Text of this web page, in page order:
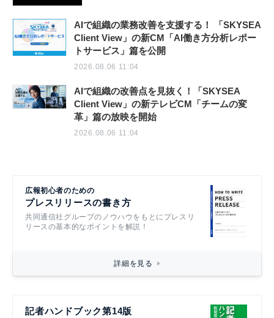
AIで組織の業務改善を支援する！ 「SKYSEA
Client View」の新CM「AI働き方分析レポー
トサービス」篇を公開
2026.08.06 11:04
AIで組織の改善点を見抜く！「SKYSEA
Client View」の新テレビCM「チームの変
革」篇の放映を開始
2026.08.06 11:04
広報初心者のための
プレスリリースの書き方
共同通信社グループのノウハウをもとにプレスリ
リースの基本的なポイントを解説！
詳細を見る
記者ハンドブック第14版